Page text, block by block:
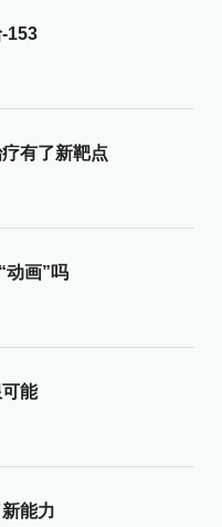
153
有了新靶点
动画”吗
能
能力